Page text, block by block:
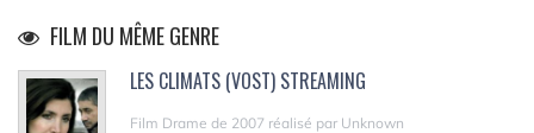
FILM DU MÊME GENRE
LES CLIMATS (VOST) STREAMING
Film Drame de 2007 réalisé par Unknown